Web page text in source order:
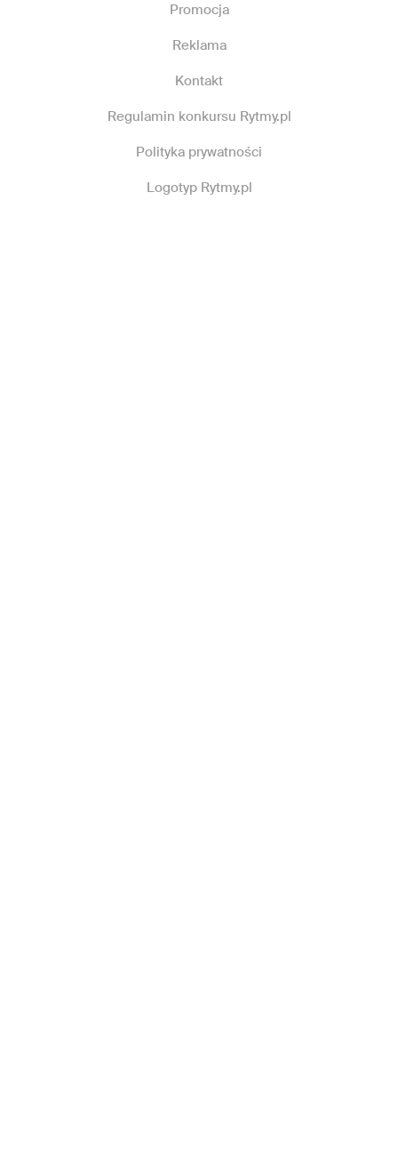
Promocja
Reklama
Kontakt
Regulamin konkursu Rytmy.pl
Polityka prywatności
Logotyp Rytmy.pl